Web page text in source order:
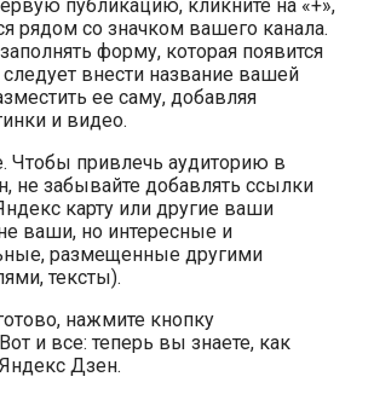
публикацию, кликните на «+»,
рядом со значком вашего канала.
форму, которая появится
внести название вашей
ее саму, добавляя
и видео.
Чтобы привлечь аудиторию в
не забывайте добавлять ссылки
карту или другие ваши
ваши, но интересные и
размещенные другими
тексты).
нажмите кнопку
и все: теперь вы знаете, как
Дзен.